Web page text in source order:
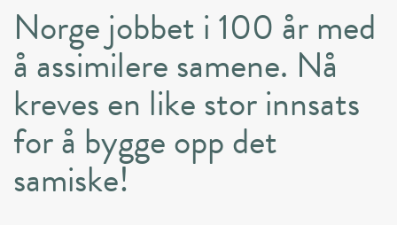
Norge jobbet i 100 år med
å assimilere samene. Nå
kreves en like stor innsats
for å bygge opp det
samiske!